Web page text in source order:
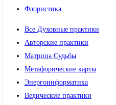
Флористика
Все Духовные практики
Авторские практики
Матрица Судьбы
Метафорические карты
Энергоинформатика
Ведические практики